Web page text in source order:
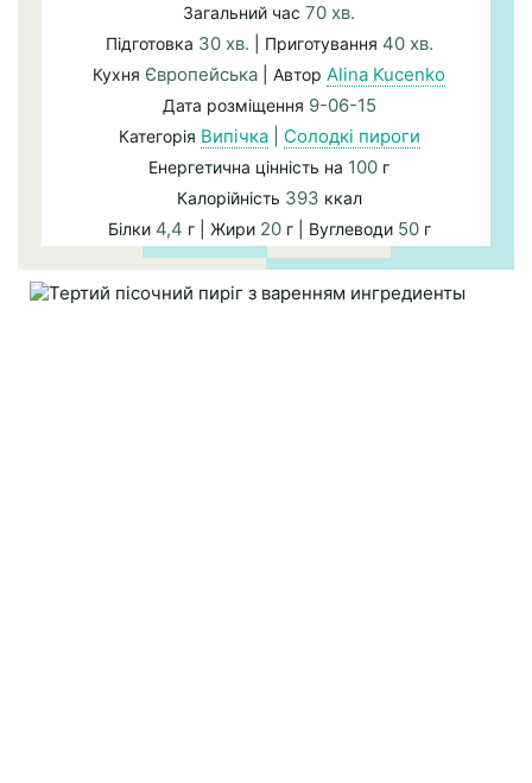
Загальний час 70 хв.
Підготовка 30 хв. | Приготування 40 хв.
Кухня Європейська | Автор Alina Kucenko
Дата розміщення 9-06-15
Категорія Випічка| Солодкі пироги
Енергетична цінність на 100 г
Калорійність 393 ккал
Білки 4,4 г | Жири 20г | Вуглеводи 50г